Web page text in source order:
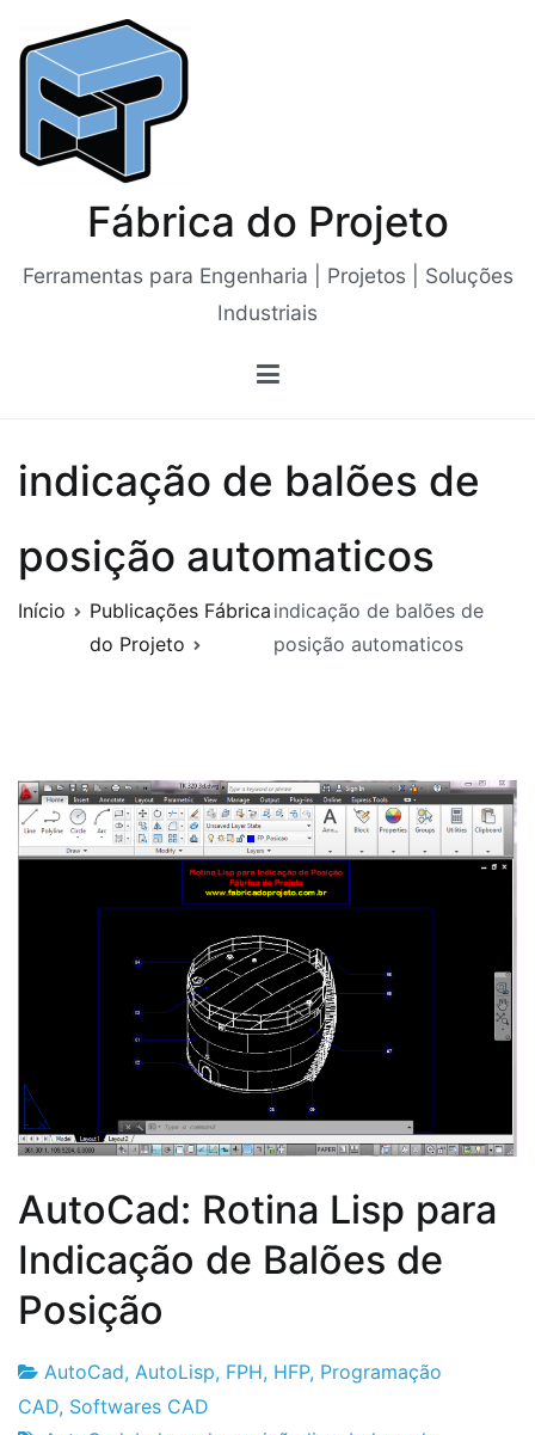
para
conteúdo
Fábrica do Projeto
Ferramentas para Engenharia | Projetos | Soluções
Industriais
indicação de balões de
posição automaticos
Início
Publicações Fábrica
do Projeto
indicação de balões de
posição automaticos
AutoCad: Rotina Lisp para
Indicação de Balões de
Posição
Fabrica
21
AutoCad, AutoLisp, FPH, HFP, Programação
CAD, Softwares CAD